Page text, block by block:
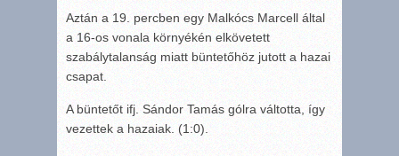
Aztán a 19. percben egy Malkócs Marcell által
a 16-os vonala környékén elkövetett
szabálytalanság miatt büntetőhöz jutott a hazai
csapat.
A büntetőt ifj. Sándor Tamás gólra váltotta, így
vezettek a hazaiak. (1:0).